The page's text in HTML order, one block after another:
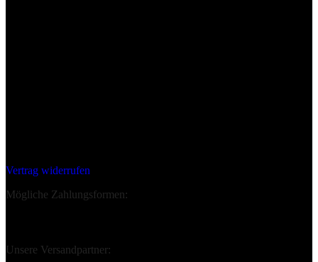
Vertrag widerrufen
Mögliche Zahlungsformen:
Unsere Versandpartner: